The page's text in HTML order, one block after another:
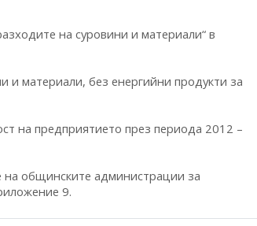
на суровини и материали“ в
и материали, без енергийни продукти за
на предприятието през периода 2012 –
общинските администрации за
9.